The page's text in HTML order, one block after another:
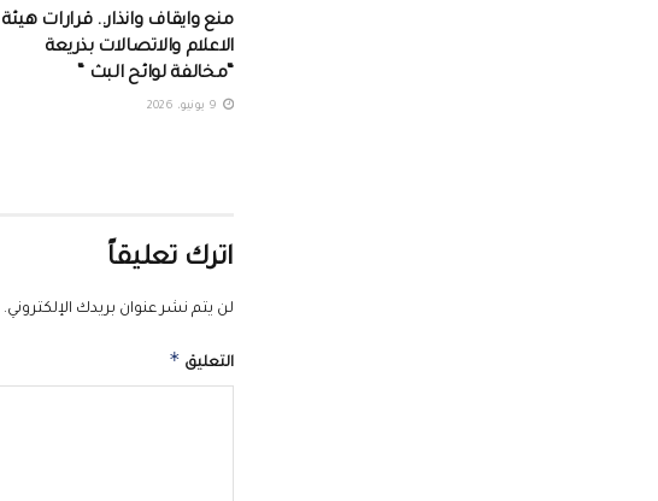
منع وايقاف وانذار.. قرارات هيئة
الاعلام والاتصالات بذريعة
“مخالفة لوائح البث “
اترك تعليقاً
لن يتم نشر عنوان بريدك الإلكتروني.
التعليق *